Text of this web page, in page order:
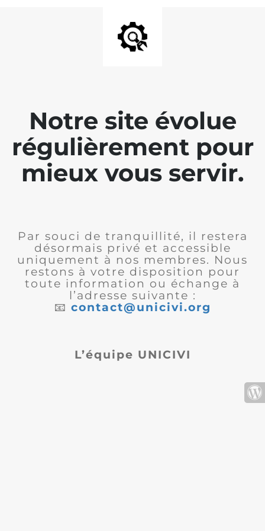
Notre site évolue
régulièrement pour
mieux vous servir.
Par souci de tranquillité, il restera
désormais privé et accessible
uniquement à nos membres. Nous
restons à votre disposition pour
toute information ou échange à
l’adresse suivante :
📧 contact@unicivi.org
L’équipe UNICIVI